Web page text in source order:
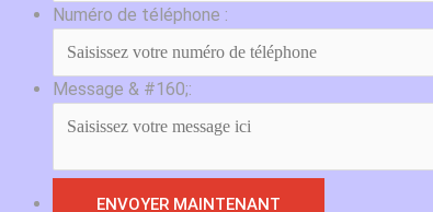
Numéro de téléphone :
Message & #160;: